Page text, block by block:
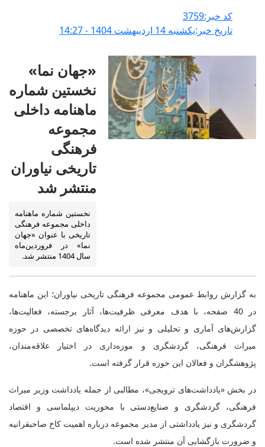
کد خبر:3759
تاریخ خبر:يکشنبه 14 ارديبهشت 1404 - 14:27
«جهان نما»
نخستین شماره
ماهنامه داخلی
مجموعه
فرهنگی
تاریخی نیاوران
منتشر شد
نخستین شماره ماهنامه
داخلی مجموعه فرهنگی
تاریخی با عنوان «جهان
نما» در فروردین‌ماه
سال 1404 منتشر شد.
به گزارش روابط عمومی مجموعه فرهنگی تاریخی نیاوران؛ این ماهنامه
در 40 صفحه، با هدف معرفی ظرفیت‌ها، آثار برجسته، فعالیت‌ها،
گزارش‌های آماری و تحلیلی و نیز ارائه دیدگاه‌های تخصصی در حوزه
میراث فرهنگی، گردشگری و موزه‌داری در اختیار علاقه‌مندان،
پژوهشگران و فعالان این حوزه قرار گرفته است.
در بخش «یادداشت‌های ترویجی»، مطالبی از جمله یادداشت وزیر میراث
فرهنگی، گردشگری و صنایع‌دستی با محوریت دیپلماسی و اقتصاد
گردشگری و نیز یادداشتی از مدیر مجموعه درباره اهمیت کاخ صاحبقرانیه
و ضرورت بازگشایی آن منتشر شده است.